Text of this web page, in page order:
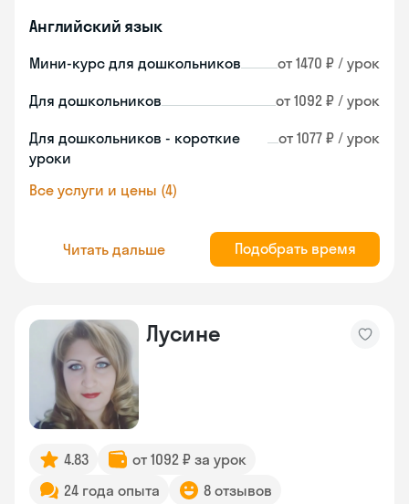
Английский язык
Мини-курс для дошкольников от 1470 ₽ / урок
Для дошкольников от 1092 ₽ / урок
Для дошкольников - короткие
уроки
от 1077 ₽ / урок
Все услуги и цены (4)
Читать дальше Подобрать время
Лусине
4.83
от 1092 ₽ за урок
24 года опыта
8 отзывов